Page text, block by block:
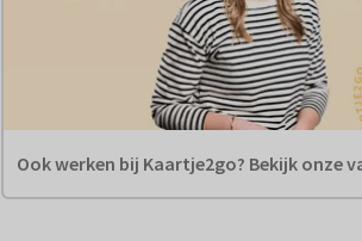
Ook werken bij Kaartje2go? Bekijk onze